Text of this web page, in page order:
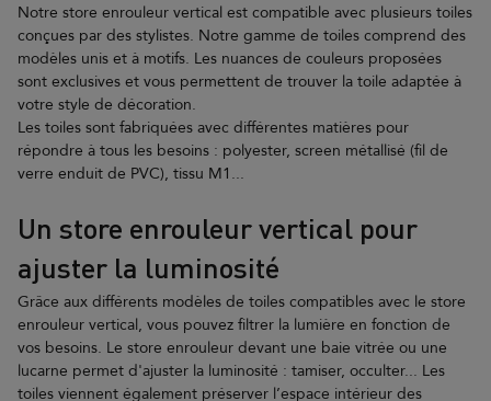
Notre store enrouleur vertical est compatible avec plusieurs toiles
conçues par des stylistes. Notre gamme de toiles comprend des
modèles unis et à motifs. Les nuances de couleurs proposées
sont exclusives et vous permettent de trouver la toile adaptée à
votre style de décoration.
Les toiles sont fabriquées avec différentes matières pour
répondre à tous les besoins : polyester, screen métallisé (fil de
verre enduit de PVC), tissu M1...
Un store enrouleur vertical pour
ajuster la luminosité
Grâce aux différents modèles de toiles compatibles avec le store
enrouleur vertical, vous pouvez filtrer la lumière en fonction de
vos besoins. Le store enrouleur devant une baie vitrée ou une
lucarne permet d'ajuster la luminosité : tamiser, occulter... Les
toiles viennent également préserver l’espace intérieur des